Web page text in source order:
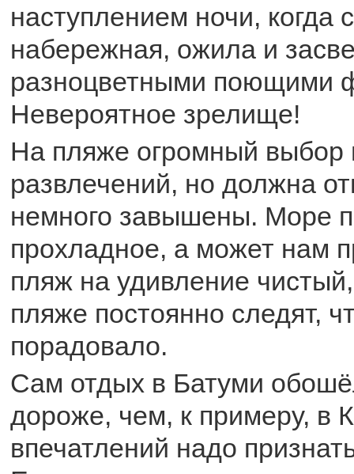
наступлением ночи, когда
набережная, ожила и
разноцветными поющими
Невероятное зрелище!
На пляже огромный выбор
развлечений, но должна
немного завышены. Море
прохладное, а может нам
пляж на удивление
пляже постоянно следят,
порадовало.
Сам отдых в Батуми
дороже, чем, к примеру, в
впечатлений надо